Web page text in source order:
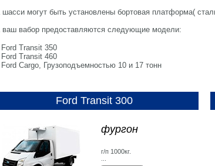
могут быть установлены бортовая платформа(
ваш вабор предоставляются следующие модели:
Ford Transit 350
Ford Transit 460
Ford Cargo, Грузоподъемностью 10 и 17 тонн
Ford Transit 300
фургон
г/п 1000кг.